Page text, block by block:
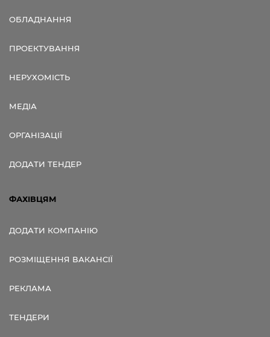
ОБЛАДНАННЯ
ПРОЕКТУВАННЯ
НЕРУХОМІСТЬ
МЕДІА
ОРГАНІЗАЦІЇ
ДОДАТИ ТЕНДЕР
ФАХІВЦЯМ
ДОДАТИ КОМПАНІЮ
РОЗМІЩЕННЯ ВАКАНСІЇ
РЕКЛАМА
ТЕНДЕРИ